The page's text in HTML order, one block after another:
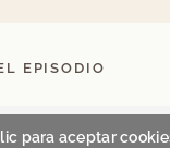
EPISODIO
para aceptar